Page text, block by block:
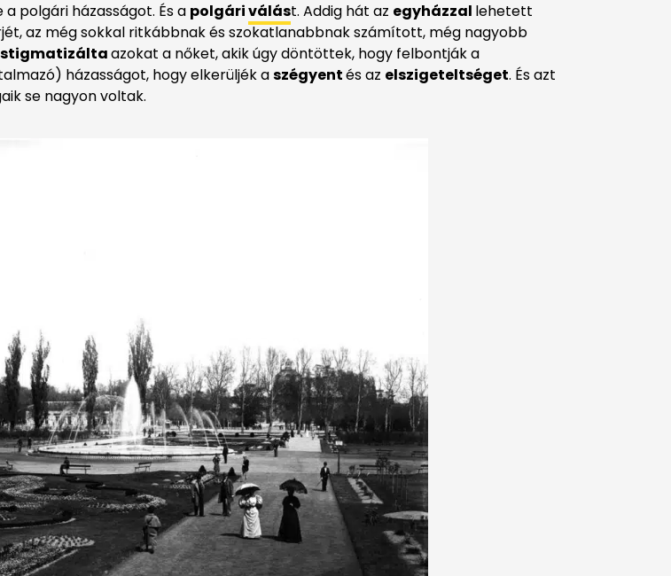
polgári házasságot. És a polgáriválást. Addig hát az egyházzal lehetett
az még sokkal ritkábbnak és szokatlanabbnak számított, még nagyobb
stigmatizáltaazokat a nőket, akik úgy döntöttek, hogy felbontják a
házasságot, hogy elkerüljék aszégyentés az elszigeteltséget. És azt
se nagyon voltak.